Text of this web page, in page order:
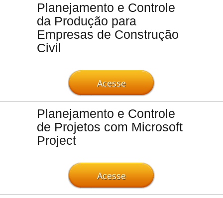
Planejamento e Controle
da Produção para
Empresas de Construção
Civil
Acesse
Planejamento e Controle
de Projetos com Microsoft
Project
Acesse